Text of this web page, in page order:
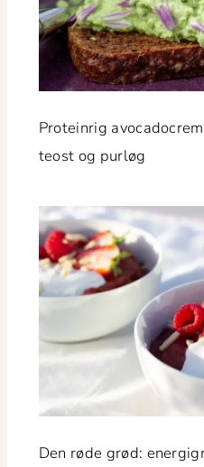
Pro­tein­rig
teost og purløg
Den røde grød: